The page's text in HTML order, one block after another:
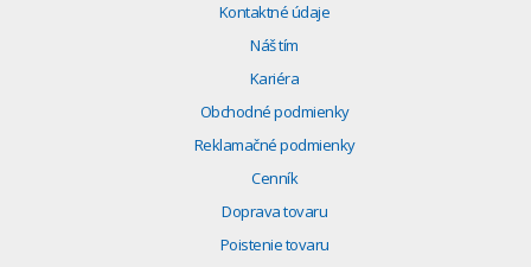
Kontaktné údaje
Náš tím
Kariéra
Obchodné podmienky
Reklamačné podmienky
Cenník
Doprava tovaru
Poistenie tovaru